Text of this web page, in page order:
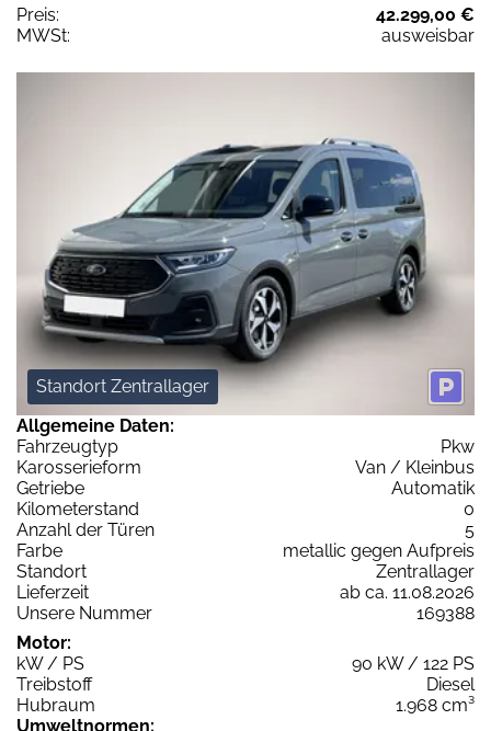
Preis:
42.299,00 €
MWSt:
ausweisbar
Standort Zentrallager
Allgemeine Daten:
Fahrzeugtyp
Pkw
Karosserieform
Van / Kleinbus
Getriebe
Automatik
Kilometerstand
0
Anzahl der Türen
5
Farbe
metallic gegen Aufpreis
Standort
Zentrallager
Lieferzeit
ab ca. 11.08.2026
Unsere Nummer
169388
Motor:
kW / PS
90 kW / 122 PS
Treibstoff
Diesel
Hubraum
1.968 cm³
Umweltnormen: